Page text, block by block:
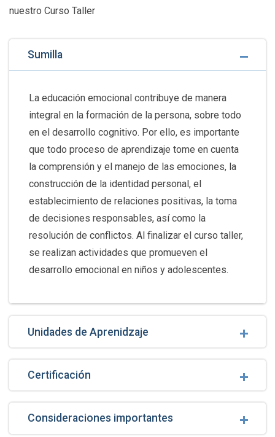
nuestro Curso Taller
Sumilla
La educación emocional contribuye de manera
integral en la formación de la persona, sobre todo
en el desarrollo cognitivo. Por ello, es importante
que todo proceso de aprendizaje tome en cuenta
la comprensión y el manejo de las emociones, la
construcción de la identidad personal, el
establecimiento de relaciones positivas, la toma
de decisiones responsables, así como la
resolución de conflictos. Al finalizar el curso taller,
se realizan actividades que promueven el
desarrollo emocional en niños y adolescentes.
Unidades de Aprenidzaje
Certificación
Consideraciones importantes